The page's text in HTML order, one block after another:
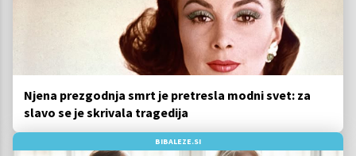
Njena prezgodnja smrt je pretresla modni svet: za
slavo se je skrivala tragedija
BIBALEZE.SI